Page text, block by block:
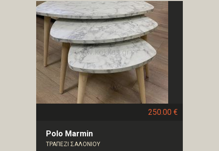
250.00 €
Polo Marmin
ΤΡΑΠΕΖΙ ΣΑΛΟΝΙΟΥ